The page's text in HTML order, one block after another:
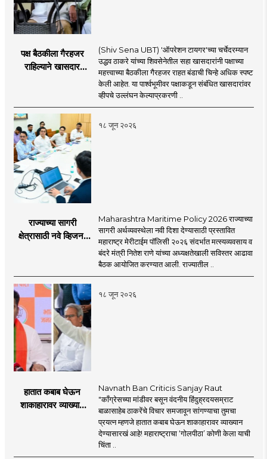
पक्ष बैठकीला गैरहजर
राहिल्याने खासदार
काय सांगतो?
(Shiv Sena UBT) 'ऑपरेशन टायगर'च्या चर्चेदरम्यान
उद्धव ठाकरे यांच्या शिवसेनेतील सहा खासदारांनी पक्षाच्या
महत्त्वाच्या बैठकीला गैरहजर राहत बंडाची चिन्हे अधिक स्पष्ट
केली आहेत. या पार्श्वभूमीवर पक्षाकडून संबंधित खासदारांवर
व्हीपचे उल्लंघन केल्याप्रकरणी ..
१८ जून २०२६
राज्याच्या सागरी
क्षेत्रासाठी नवे व्हिजन;
प्रस्ताव
Maharashtra Maritime Policy 2026 राज्याच्या
सागरी अर्थव्यवस्थेला नवी दिशा देण्यासाठी प्रस्तावित
महाराष्ट्र मेरीटाईम पॉलिसी २०२६ संदर्भात मत्स्यव्यवसाय व
बंदरे मंत्री नितेश राणे यांच्या अध्यक्षतेखाली सविस्तर आढावा
बैठक आयोजित करण्यात आली. राज्यातील ..
१८ जून २०२६
हातात कबाब घेऊन
शाकाहारावर व्याख्यान
Navnath Ban Criticis Sanjay Raut
"काँग्रेसच्या मांडीवर बसून वंदनीय हिंदुह्रदयसम्राट
बाळासाहेब ठाकरेंचे विचार समजावून सांगण्याचा तुमचा
प्रयत्न म्हणजे हातात कबाब घेऊन शाकाहारावर व्याख्यान
देण्यासारखं आहे! महाराष्ट्राचा ‘गोलपीठा’ कोणी केला याची
चिंता ..